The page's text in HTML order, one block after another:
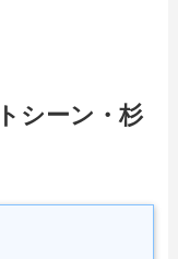
シーン・杉